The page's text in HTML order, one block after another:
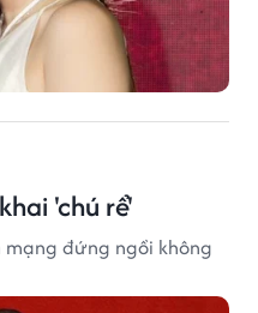
'chú rể'
đứng ngồi không